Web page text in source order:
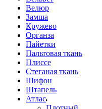
Велюр
Замша
Кружево
Органза
Пайетки
Пальтовая ткань
Плиссе
Стеганая ткань
Шифон
Штапель
Атлас